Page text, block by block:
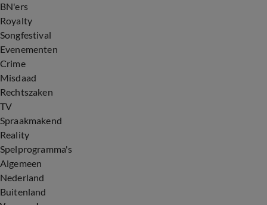
BN'ers
Royalty
Songfestival
Evenementen
Crime
Misdaad
Rechtszaken
TV
Spraakmakend
Reality
Spelprogramma's
Algemeen
Nederland
Buitenland